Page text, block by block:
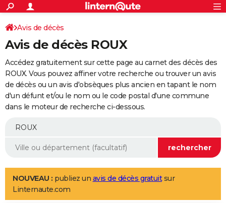
ACTUALITÉS
Politique
Société
Faits Divers
Education
Monde
Villes
+
SPORT
Coupe du monde 2026
Football
Tennis
Cyclisme
Rugby
Forum
Programme TV
TNT
Streaming
Cinéma
Sorties cinéma
Musique
+
FINANCE
Retraite
Impôts
Epargne
Immobilier
Risques naturels par ville
Banque
Assurance
Crédit
AUTO
Essais
Réserver un essai
Citadines
Berlines
SUV
Forum auto
+
Mobiles
Meilleur smartphone
Internet
Ordinateurs
Jeux vidéo
Guide high-tech
Aménagement intérieur
LIFESTYLE
Art de vivre
Bien-être
Loisirs
Mode
Modes de vie
Avis de décès
Avis de décès ROUX
Accédez gratuitement sur cette page au carnet des décès des
ROUX. Vous pouvez affiner votre recherche ou trouver un avis
de décès ou un avis d'obsèques plus ancien en tapant le nom
d'un défunt et/ou le nom ou le code postal d'une commune
dans le moteur de recherche ci-dessous.
NOUVEAU : publiez un avis de décès gratuitsur
Linternaute.com